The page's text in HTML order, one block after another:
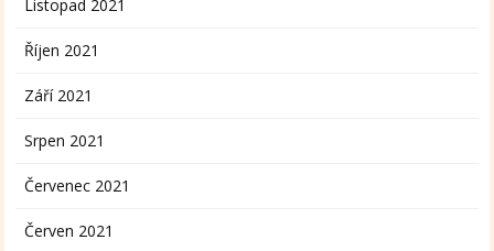
Listopad 2021
Říjen 2021
Září 2021
Srpen 2021
Červenec 2021
Červen 2021